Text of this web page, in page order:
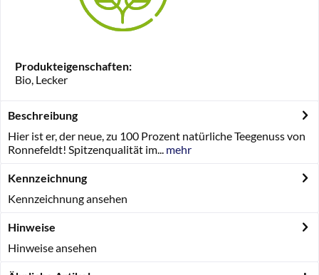
Produkteigenschaften:
Bio, Lecker
Beschreibung
Hier ist er, der neue, zu 100 Prozent natürliche Teegenuss von
Ronnefeldt! Spitzenqualität im... mehr
Kennzeichnung
Kennzeichnung ansehen
Hinweise
Hinweise ansehen